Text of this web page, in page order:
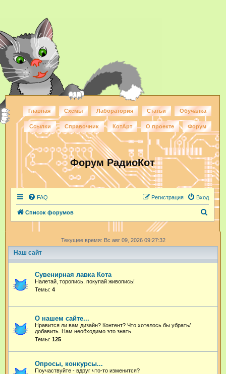
Главная Схемы Лаборатория Статьи Обучалка
Ссылки Справочник КотАрт О проекте Форум
Форум РадиоКот
FAQ Вход
Регистрация
Список форумов
с
Текущее время: Вс авг 09, 2026 09:27:32
Наш сайт
Сувенирная лавка Кота
Налетай, торопись, покупай живопись!
Темы: 4
О нашем сайте...
Нравится ли вам дизайн? Контент? Что хотелось бы убрать/
добавить. Нам необходимо это знать.
Темы: 125
Опросы, конкурсы...
Поучаствуйте - вдруг что-то изменится?